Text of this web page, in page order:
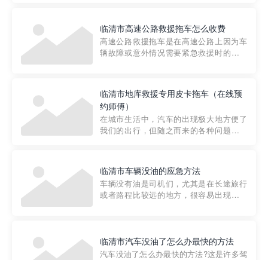
细解析一下市区事故救援拖车的收费标
准，以及在选用拖车服务时应注...
临清市高速公路救援拖车怎么收费
高速公路救援拖车是在高速公路上因为车
辆故障或意外情况需要紧急救援时的必备
路救援拖车的收费标准是由当地交通管理
部门制定的。起步价通...
临清市地库救援专用皮卡拖车（在线预
约师傅）
在城市生活中，汽车的出现极大地方便了
我们的出行，但随之而来的各种问题也让
紧急情况下，我们需要一种高效可靠的救
援方式。而这时，地库救援专...
临清市车辆没油的应急方法
车辆没有油是司机们，尤其是在长途旅行
或者路程比较远的地方，很容易出现这种
的送油师傅，解决没油的紧急情况。 首
先，让我们来了解一下穿...
临清市汽车没油了怎么办最快的方法
汽车没油了怎么办最快的方法?这是许多驾